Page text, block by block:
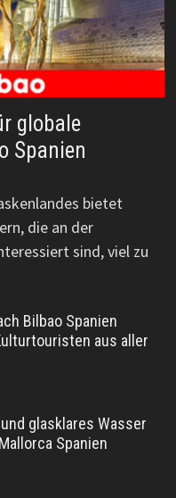
globale
Spanien
bietet
die an der
sind, viel zu
Bilbao Spanien
aus aller
glasklares Wasser
Spanien